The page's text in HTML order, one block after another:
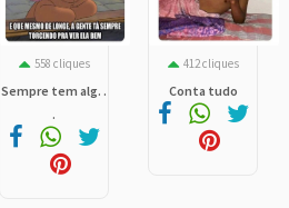
558 cliques
Sempre tem alg. .
.
412 cliques
Conta tudo